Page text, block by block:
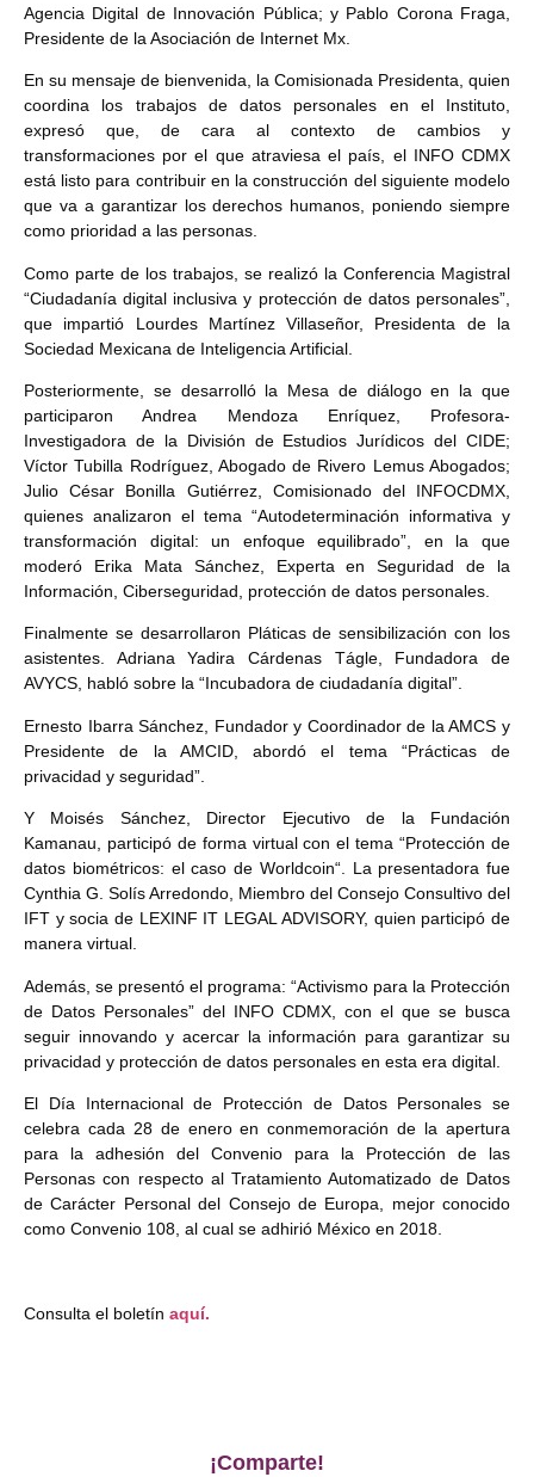
Agencia Digital de Innovación Pública; y Pablo Corona Fraga,
Presidente de la Asociación de Internet Mx.
En su mensaje de bienvenida, la Comisionada Presidenta, quien
coordina los trabajos de datos personales en el Instituto,
expresó que, de cara al contexto de cambios y
transformaciones por el que atraviesa el país, el INFO CDMX
está listo para contribuir en la construcción del siguiente modelo
que va a garantizar los derechos humanos, poniendo siempre
como prioridad a las personas.
Como parte de los trabajos, se realizó la Conferencia Magistral
“Ciudadanía digital inclusiva y protección de datos personales”,
que impartió Lourdes Martínez Villaseñor, Presidenta de la
Sociedad Mexicana de Inteligencia Artificial.
Posteriormente, se desarrolló la Mesa de diálogo en la que
participaron Andrea Mendoza Enríquez, Profesora-
Investigadora de la División de Estudios Jurídicos del CIDE;
Víctor Tubilla Rodríguez, Abogado de Rivero Lemus Abogados;
Julio César Bonilla Gutiérrez, Comisionado del INFOCDMX,
quienes analizaron el tema “Autodeterminación informativa y
transformación digital: un enfoque equilibrado”, en la que
moderó Erika Mata Sánchez, Experta en Seguridad de la
Información, Ciberseguridad, protección de datos personales.
Finalmente se desarrollaron Pláticas de sensibilización con los
asistentes. Adriana Yadira Cárdenas Tágle, Fundadora de
AVYCS, habló sobre la “Incubadora de ciudadanía digital”.
Ernesto Ibarra Sánchez, Fundador y Coordinador de la AMCS y
Presidente de la AMCID, abordó el tema “Prácticas de
privacidad y seguridad”.
Y Moisés Sánchez, Director Ejecutivo de la Fundación
Kamanau, participó de forma virtual con el tema “Protección de
datos biométricos: el caso de Worldcoin“. La presentadora fue
Cynthia G. Solís Arredondo, Miembro del Consejo Consultivo del
IFT y socia de LEXINF IT LEGAL ADVISORY, quien participó de
manera virtual.
Además, se presentó el programa: “Activismo para la Protección
de Datos Personales” del INFO CDMX, con el que se busca
seguir innovando y acercar la información para garantizar su
privacidad y protección de datos personales en esta era digital.
El Día Internacional de Protección de Datos Personales se
celebra cada 28 de enero en conmemoración de la apertura
para la adhesión del Convenio para la Protección de las
Personas con respecto al Tratamiento Automatizado de Datos
de Carácter Personal del Consejo de Europa, mejor conocido
como Convenio 108, al cual se adhirió México en 2018.
Consulta el boletín aquí.
¡Comparte!